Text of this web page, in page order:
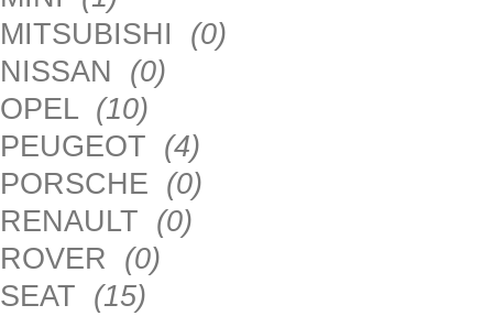
MITSUBISHI (0)
NISSAN (0)
OPEL (10)
PEUGEOT (4)
PORSCHE (0)
RENAULT (0)
ROVER (0)
SEAT (15)